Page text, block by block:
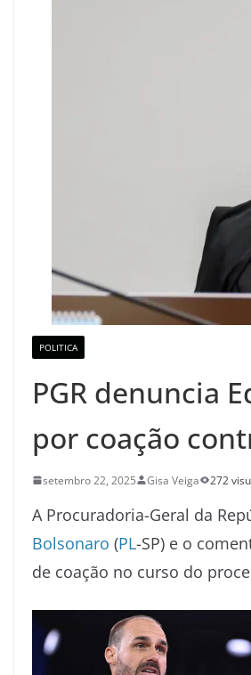
POLITICA
PGR denuncia
por coação
setembro 22, 2025 Gisa Veiga 272
A Procuradoria-Geral da
Bolsonaro (PL-SP) e o
de coação no curso do